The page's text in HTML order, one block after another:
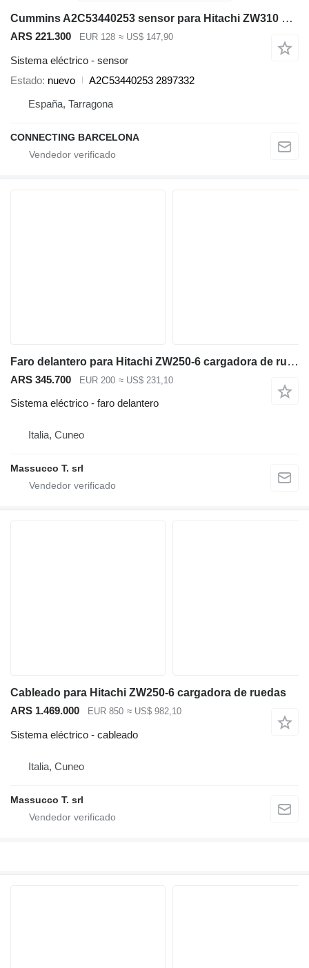
Cummins A2C53440253 sensor para Hitachi ZW310 cargadora de ruedas
ARS 221.300 EUR 128 ≈ US$ 147,90
Sistema eléctrico - sensor
Estado nuevo
A2C53440253 2897332
España, Tarragona
CONNECTING BARCELONA
Faro delantero para Hitachi ZW250-6 cargadora de ruedas
ARS 345.700 EUR 200 ≈ US$ 231,10
Sistema eléctrico - faro delantero
Italia, Cuneo
Massucco T. srl
Cableado para Hitachi ZW250-6 cargadora de ruedas
ARS 1.469.000
EUR 850 ≈ US$ 982,10
Sistema eléctrico - cableado
Italia, Cuneo
Massucco T. srl